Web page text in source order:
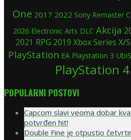
One 2017 2022 Sony Remaster
2026 Electronic Arts DLC Akcija
2021 RPG 2019 Xbox Series X/S
PlayStation EA Playstation 3
PlayStation 4
POPULARNI POSTOVI
Capcom slavi veoma dobar
potvrđen hit!
Double Fine je otpustio